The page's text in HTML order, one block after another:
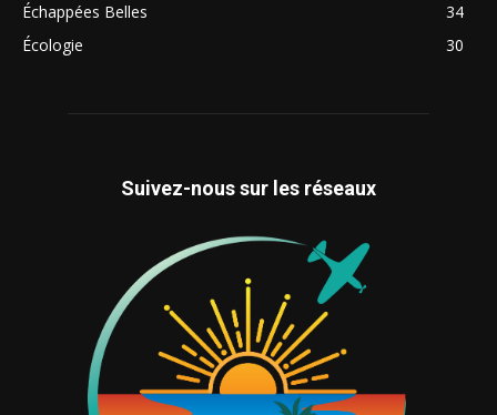
Échappées Belles
34
Écologie
30
Suivez-nous sur les réseaux